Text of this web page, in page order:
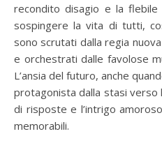
recondito disagio e la
sospingere la vita di tutti,
sono scrutati dalla regia
e orchestrati dalle favolose
L’ansia del futuro, anche
protagonista dalla stasi verso
di risposte e l’intrigo
memorabili.